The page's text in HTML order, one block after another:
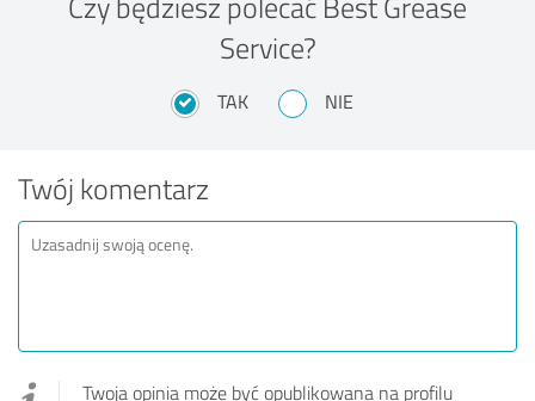
Service?
TAK NIE
Twój komentarz
Twoja opinia może być opublikowana na profilu